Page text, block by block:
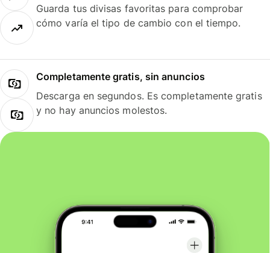
Guarda tus divisas favoritas para comprobar
cómo varía el tipo de cambio con el tiempo.
Completamente gratis, sin anuncios
Descarga en segundos. Es completamente gratis
y no hay anuncios molestos.